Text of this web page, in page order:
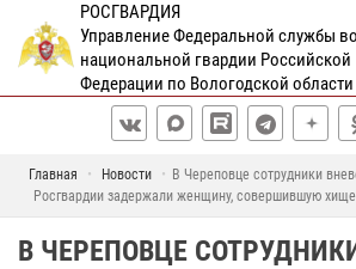
РОСГВАРДИЯ
Управление Федеральной службы
национальной гвардии Российской
Федерации по Вологодской области
Главная Новости
В Череповце сотрудники
Росгвардии задержали женщину, совершившую
В ЧЕРЕПОВЦЕ